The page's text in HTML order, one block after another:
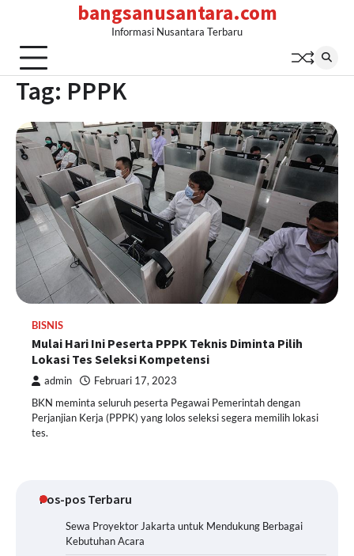
content
bangsanusantara.com
Informasi Nusantara Terbaru
Tag: PPPK
BISNIS
Mulai Hari Ini Peserta PPPK Teknis Diminta Pilih
Lokasi Tes Seleksi Kompetensi
admin Februari 17, 2023
BKN meminta seluruh peserta Pegawai Pemerintah dengan
Perjanjian Kerja (PPPK) yang lolos seleksi segera memilih lokasi
tes.
Pos-pos Terbaru
Sewa Proyektor Jakarta untuk Mendukung Berbagai
Kebutuhan Acara